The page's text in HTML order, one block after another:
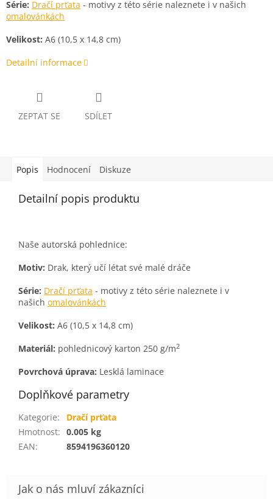
Série: Dračí prťata - motivy z této série naleznete i v našich
omalovánkách
Velikost: A6 (10,5 x 14,8 cm)
Detailní informace
ZEPTAT SE SDÍLET
Popis Hodnocení Diskuze
Detailní popis produktu
Naše autorská pohlednice:
Motiv: Drak, který učí létat své malé dráče
Série: Dračí prťata - motivy z této série naleznete i v
našich omalovánkách
Velikost: A6 (10,5 x 14,8 cm)
Materiál: pohlednicový karton 250 g/m2
Povrchová úprava: Lesklá laminace
Doplňkové parametry
Kategorie:
Dračí prťata
Hmotnost: 0.005 kg
EAN: 8594196360120